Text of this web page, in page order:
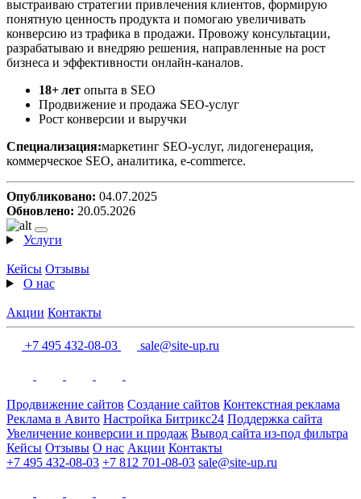
выстраиваю стратегии привлечения клиентов, формирую
понятную ценность продукта и помогаю увеличивать
конверсию из трафика в продажи. Провожу консультации,
разрабатываю и внедряю решения, направленные на рост
бизнеса и эффективности онлайн-каналов.
18+ лет опыта в SEO
Продвижение и продажа SEO-услуг
Рост конверсии и выручки
Специализация:маркетинг SEO-услуг, лидогенерация,
коммерческое SEO, аналитика, e-commerce.
Опубликовано: 04.07.2025
Обновлено: 20.05.2026
Услуги
Кейсы Отзывы
О нас
Акции Контакты
+7 495 432-08-03 sale@site-up.ru
Продвижение сайтов Создание сайтов Контекстная реклама
Реклама в Авито Настройка Битрикс24 Поддержка сайта
Увеличение конверсии и продаж Вывод сайта из-под фильтра
Кейсы Отзывы О нас Акции Контакты
+7 495 432-08-03 +7 812 701-08-03 sale@site-up.ru